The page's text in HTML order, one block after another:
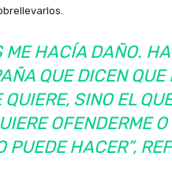
ME HACÍA DAÑO.
QUE DICEN QUE
QUIERE, SINO EL
OFENDERME
PUEDE HACER”,